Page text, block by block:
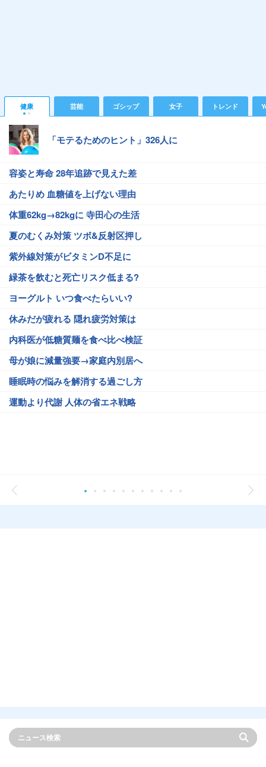
健康 芸能 ゴシップ 女子 トレンド
「モテるためのヒント」326人に
容姿と寿命 28年追跡で見えた差
あたりめ 血糖値を上げない理由
体重62kg→82kgに 寺田心の生活
夏のむくみ対策 ツボ&反射区押し
紫外線対策がビタミンD不足に
緑茶を飲むと死亡リスク低まる?
ヨーグルト いつ食べたらいい?
休みだが疲れる 隠れ疲労対策は
内科医が低糖質麺を食べ比べ検証
母が娘に減量強要→家庭内別居へ
睡眠時の悩みを解消する過ごし方
運動より代謝 人体の省エネ戦略